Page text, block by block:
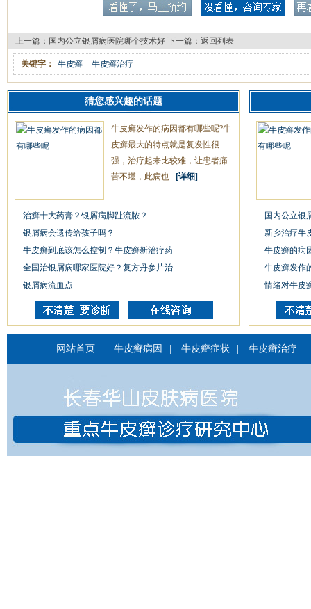
上一篇： 国内公立银屑病医院哪个技术好 下一篇： 返回列表
关键字： 牛皮癣 牛皮癣治疗
猜您感兴趣的话题
牛皮癣发作的病因都有哪些呢?牛
皮癣最大的特点就是复发性很
强，治疗起来比较难，让患者痛
苦不堪，此病也... [详细]
治癣十大药膏？银屑病脚趾流脓？
银屑病会遗传给孩子吗？
牛皮癣到底该怎么控制？牛皮癣新治疗药
全国治银屑病哪家医院好？复方丹参片治
银屑病流血点
国内公立银
新乡治疗牛
牛皮癣的病
牛皮癣发作
情绪对牛皮
网站首页 牛皮癣病因 牛皮癣症状 牛皮癣治疗